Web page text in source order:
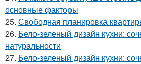
основные факторы
25. Свободная планировка
26. Бело-зеленый дизайн кухни:
натуральности
27. Бело-зеленый дизайн кухни: